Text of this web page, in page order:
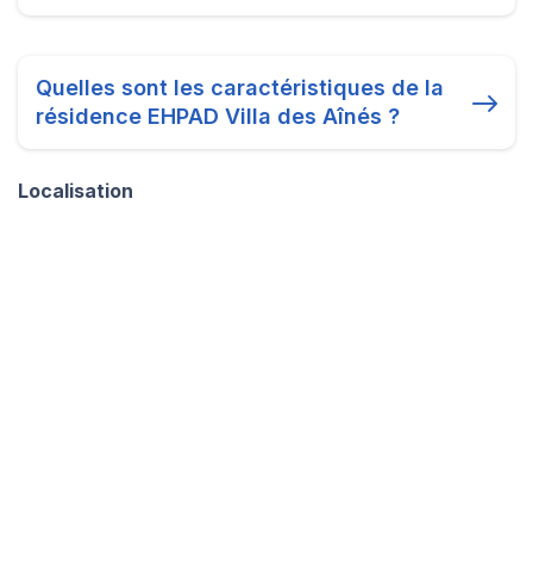
Quelles sont les caractéristiques de la
résidence EHPAD Villa des Aînés ?
Localisation